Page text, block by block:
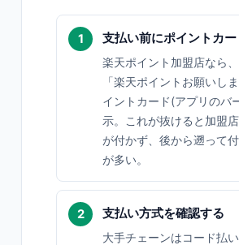
支払い前にポイントカ
楽天ポイント加盟店なら
「楽天ポイントお願いし
イントカード(アプリのバ
示。これが抜けると加盟
が付かず、後から遡って
が多い。
支払い方式を確認する
大手チェーンはコード払